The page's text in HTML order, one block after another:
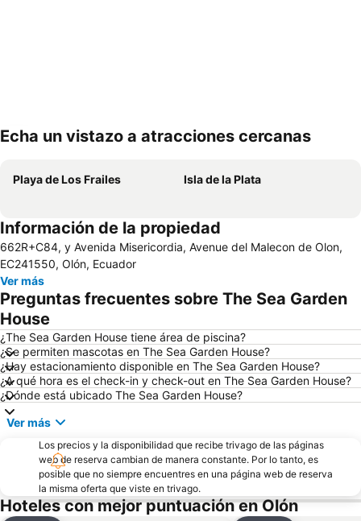
Echa un vistazo a atracciones cercanas
Playa de Los Frailes Isla de la Plata
Información de la propiedad
662R+C84, y Avenida Misericordia, Avenue del Malecon de Olon,
EC241550, Olón, Ecuador
Ver más
Preguntas frecuentes sobre The Sea Garden
House
¿The Sea Garden House tiene área de piscina?
¿Se permiten mascotas en The Sea Garden House?
¿Hay estacionamiento disponible en The Sea Garden House?
¿A qué hora es el check-in y check-out en The Sea Garden House?
¿Dónde está ubicado The Sea Garden House?
Ver más
Los precios y la disponibilidad que recibe trivago de las páginas
web de reserva cambian de manera constante. Por lo tanto, es
posible que no siempre encuentres en una página web de reserva
la misma oferta que viste en trivago.
Hoteles con mejor puntuación en Olón